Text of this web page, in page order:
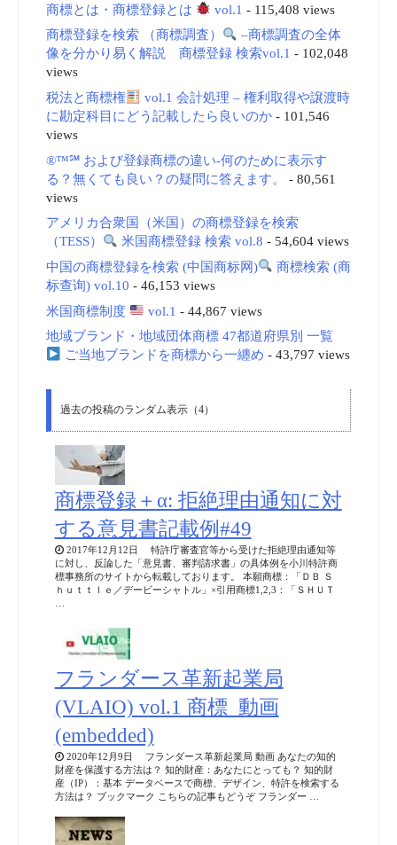
商標とは・商標登録とは
vol.1 - 115,408 views
商標登録を検索 （商標調査）
–商標調査の全体
像を分かり易く解説 商標登録 検索vol.1 - 102,048
views
税法と商標権
vol.1 会計処理 – 権利取得や譲渡時
に勘定科目にどう記載したら良いのか- 101,546
views
®™℠ および登録商標の違い-何のために表示す
る？無くても良い？の疑問に答えます。
- 80,561
views
アメリカ合衆国（米国）の商標登録を検索
（TESS）
米国商標登録 検索 vol.8 - 54,604 views
中国の商標登録を検索 (中国商标网)
商標検索 (商
标查询) vol.10 - 46,153 views
米国商標制度
vol.1 - 44,867 views
地域ブランド・地域団体商標 47都道府県別 一覧
ご当地ブランドを商標から一纏め - 43,797 views
過去の投稿のランダム表示（4）
商標登録＋α: 拒絶理由通知に対
する意見書記載例#49
2017年12月12日 特許庁審査官等から受けた拒絶理由通知等
に対し、反論した「意見書、審判請求書」の具体例を小川特許商
標事務所のサイトから転載しております。 本願商標：「ＤＢ Ｓ
ｈｕｔｔｌｅ／デービーシャトル」×引用商標1,2,3：「ＳＨＵＴ
フランダース革新起業局
(VLAIO) vol.1 商標_動画
(embedded)
2020年12月9日 フランダース革新起業局 動画 あなたの知的
財産を保護する方法は？ 知的財産：あなたにとっても？ 知的財
産（IP）：基本 データベースで商標、デザイン、特許を検索する
方法は？ ブックマーク こちらの記事もどうぞ フランダー …